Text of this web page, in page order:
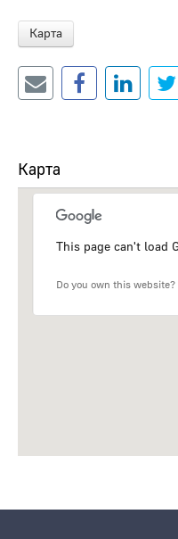
Карта
Карта
This page can't load
Do you own this website?